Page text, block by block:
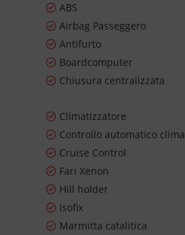
ABS
Airbag Passeggero
Antifurto
Boardcomputer
Chiusura centralizzata
Climatizzatore
Controllo automatico clima
Cruise Control
Fari Xenon
Hill holder
Isofix
Marmitta catalitica